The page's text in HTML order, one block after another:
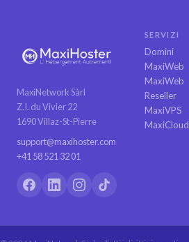
MaxiNetwork Sàrl
Z.I. du Vivier 22
1690 Villaz-St-Pierre
support@maxihoster.com
+41 58 521 32 01
SERVIZI
Domini
MaxiWeb
MaxiWeb
Reseller
MaxiVPS
MaxiCloud